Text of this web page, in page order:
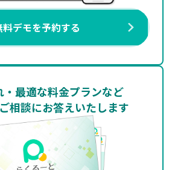
料デモを予約する
・最適な料金プランなど
相談にお答えいたします